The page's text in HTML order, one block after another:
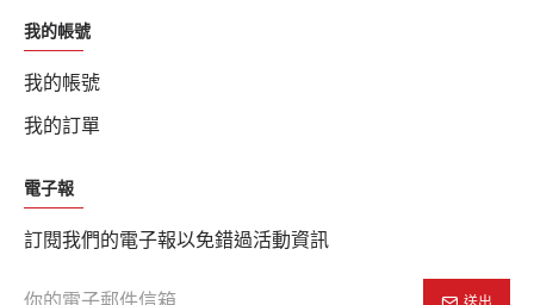
我的帳號
我的帳號
我的訂單
電子報
訂閱我們的電子報以免錯過活動資訊